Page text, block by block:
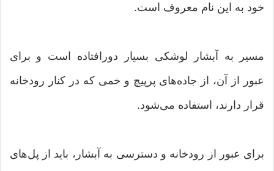
خود به این نام معروف است.
مسیر به آبشار لوشکی بسیار دورافتاده است و برای
عبور از آن، از جاده‌های پرپیچ و خمی که در کنار رودخانه
قرار دارند، استفاده می‌شود.
برای عبور از رودخانه و دسترسی به آبشار، باید از پل‌های